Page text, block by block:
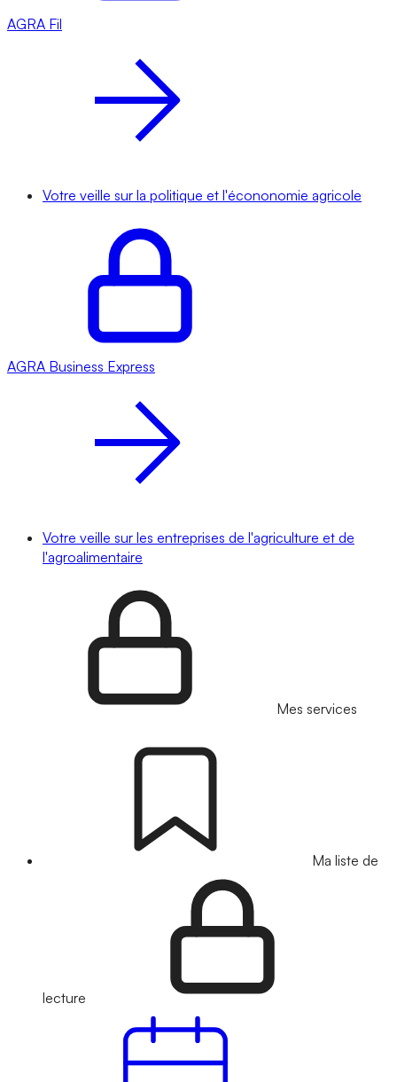
AGRA Fil
Votre veille sur la politique et l'écononomie agricole
AGRA Business Express
Votre veille sur les entreprises de l'agriculture et de
l'agroalimentaire
Mes services
Ma liste de
lecture